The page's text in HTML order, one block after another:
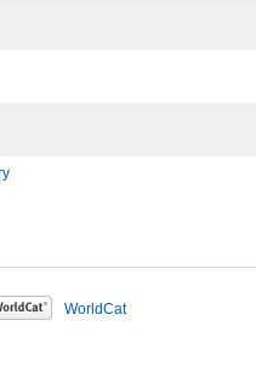
WorldCat